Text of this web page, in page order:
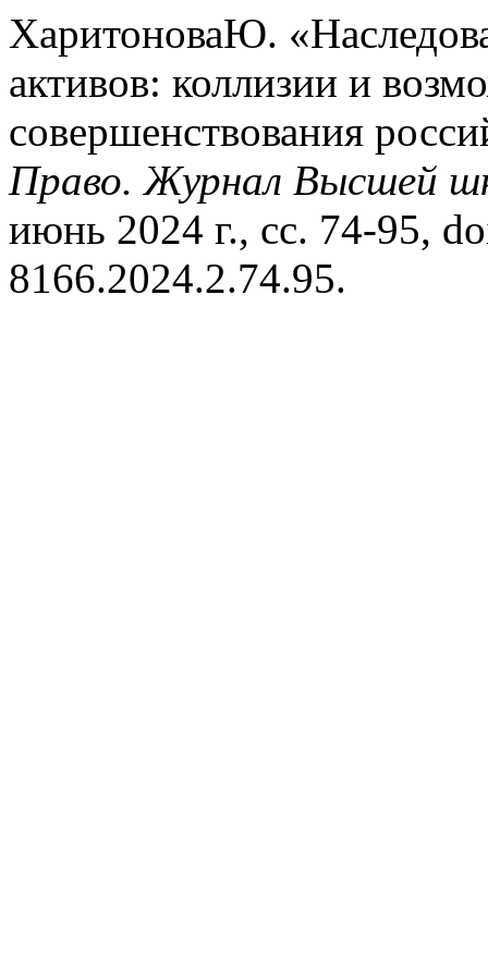
ХаритоноваЮ.
активов: коллизии и
совершенствования
Право. Журнал Высшей
июнь 2024 г., сс. 74-95,
8166.2024.2.74.95.